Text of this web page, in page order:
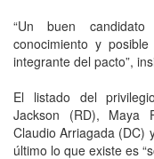
“Un buen
conocimiento y
integrante del pacto”,
El listado del
Jackson (RD), Maya
Claudio Arriagada (DC)
último lo que existe es